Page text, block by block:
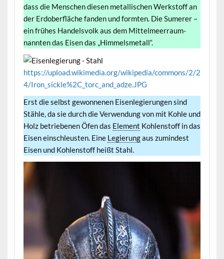
dass die Menschen diesen metallischen Werkstoff an
der Erdoberfläche fanden und formten. Die Sumerer –
ein frühes Handelsvolk aus dem Mittelmeerraum-
nannten das Eisen das „Himmelsmetall“.
https://upload.wikimedia.org/wikipedia/commons/2/2
4/Iron_sickle%2C_torc_and_adze.JPG
Erst die selbst gewonnenen Eisenlegierungen sind
Stähle, da sie durch die Verwendung von mit Kohle und
Holz betriebenen Öfen das Element Kohlenstoff in das
Eisen einschleusten. Eine Legierungaus zumindest
Eisen und Kohlenstoff heißt Stahl.